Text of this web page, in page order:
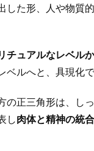
た形、
人や物質
チュアルなレベル
ベルへと、具現化
の正三角形は、し
し肉体と精神の統